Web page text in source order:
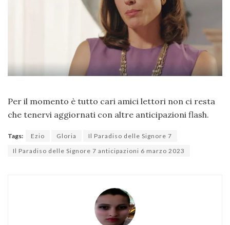
Per il momento è tutto cari amici lettori non ci resta
che tenervi aggiornati con altre anticipazioni flash.
Tags: Ezio Gloria
Il Paradiso delle Signore 7
Il Paradiso delle Signore 7 anticipazioni 6 marzo 2023